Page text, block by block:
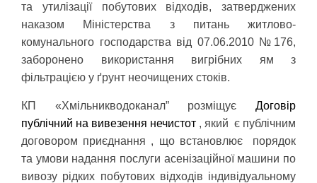
та утилізації побутових відходів, затверджених
наказом Міністерства з питань житлово-
комунального господарства від 07.06.2010 №176,
заборонено використання вигрібних ям з
фільтрацією у ґрунт неочищених стоків.
КП «Хмільникводоканал” розміщує Договір
публічний на вивезення нечистот , який є публічним
договором приєднання , що встановлює
порядок
та умови надання послуги асенізаційної машини по
вивозу рідких побутових відходів індивідуальному